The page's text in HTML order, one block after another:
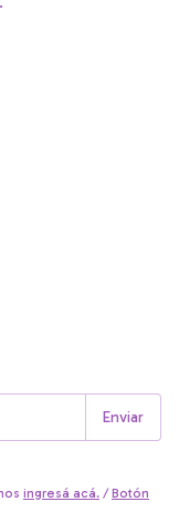
ingresá acá. / Botón